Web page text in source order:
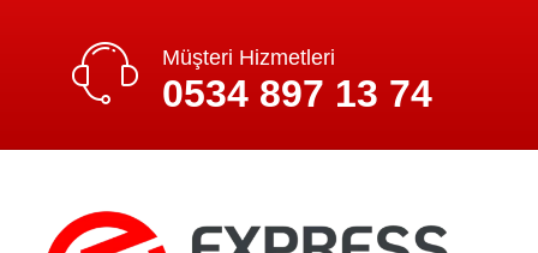
Müşteri Hizmetleri
0534 897 13 74